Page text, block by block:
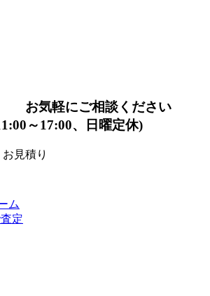
お気軽にご相談ください
～17:00、日曜定休)
見積り
ム
定